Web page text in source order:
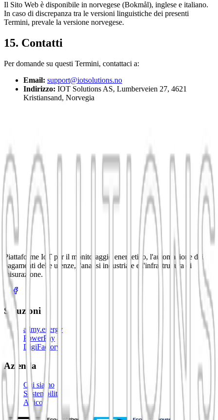
Il Sito Web è disponibile in norvegese (Bokmål), inglese e italiano.
In caso di discrepanza tra le versioni linguistiche dei presenti
Termini, prevale la versione norvegese.
15. Contatti
Per domande su questi Termini, contattaci a:
Email: support@iotsolutions.no
Indirizzo: IOT Solutions AS, Lumberveien 27, 4621
Kristiansand, Norvegia
Pronti per il prossimo passo?
Contattaci oggi per discutere come le nostre soluzioni IoT possono
trasformare la tua attività.
+47 476 15 184
salg@iotsolutions.no
Piattaforme IoT per il monitoraggio energetico, l'automazione dei
pagamenti delle utenze, l'analisi industriale e l'infrastruttura di
misurazione.
Soluzioni
allmy.energy
PowerPay
DigiFactory
Azienda
Chi siamo
Sostenibilità
Articoli